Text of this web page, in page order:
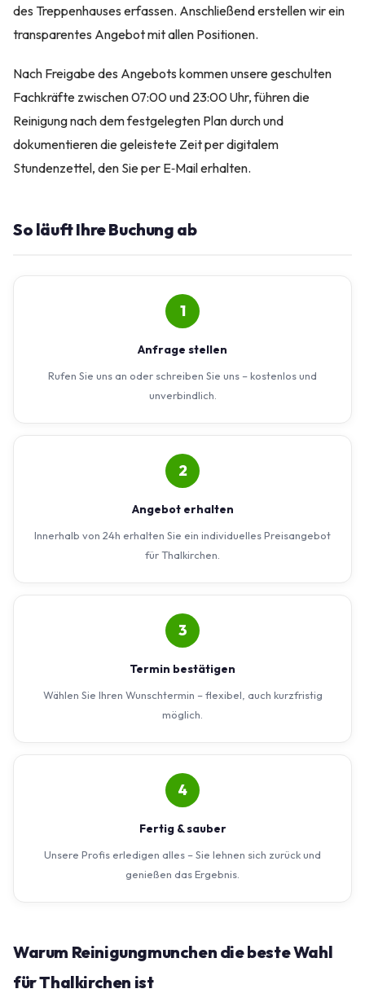
des Treppenhauses erfassen. Anschließend erstellen wir ein
transparentes Angebot mit allen Positionen.
Nach Freigabe des Angebots kommen unsere geschulten
Fachkräfte zwischen 07:00 und 23:00 Uhr, führen die
Reinigung nach dem festgelegten Plan durch und
dokumentieren die geleistete Zeit per digitalem
Stundenzettel, den Sie per E‑Mail erhalten.
So läuft Ihre Buchung ab
1
Anfrage stellen
Rufen Sie uns an oder schreiben Sie uns – kostenlos und
unverbindlich.
2
Angebot erhalten
Innerhalb von 24h erhalten Sie ein individuelles Preisangebot
für Thalkirchen.
3
Termin bestätigen
Wählen Sie Ihren Wunschtermin – flexibel, auch kurzfristig
möglich.
4
Fertig & sauber
Unsere Profis erledigen alles – Sie lehnen sich zurück und
genießen das Ergebnis.
Warum Reinigungmunchen die beste Wahl
für Thalkirchen ist